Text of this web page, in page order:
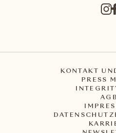
KONTAKT
PRESS
AGB